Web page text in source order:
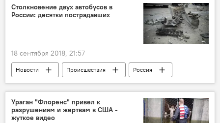
лей
курс валют на сегодня
самый выгодный курс
обменные кассы
евро
Столкновение двух автобусов в
России: десятки пострадавших
18 сентября 2018, 21:57
Новости Происшествия
Россия
В мире
Россия
Воронежская область
автобус
ДТП
Ураган "Флоренс" привел к
разрушениям и жертвам в США -
жуткое видео